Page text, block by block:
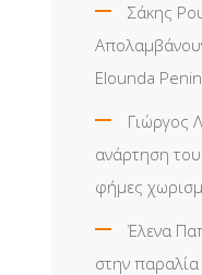
Σάκης
Elounda
Γιώργος
ανάρτηση
φήμες
Έλενα
στην